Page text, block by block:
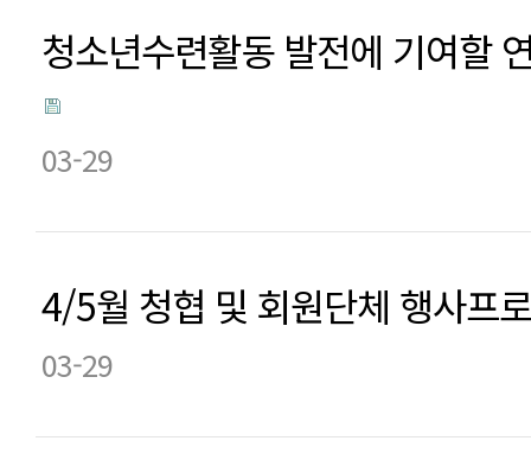
청소년수련활동 발전에 기여할
03-29
4/5월 청협 및 회원단체 행사프
03-29